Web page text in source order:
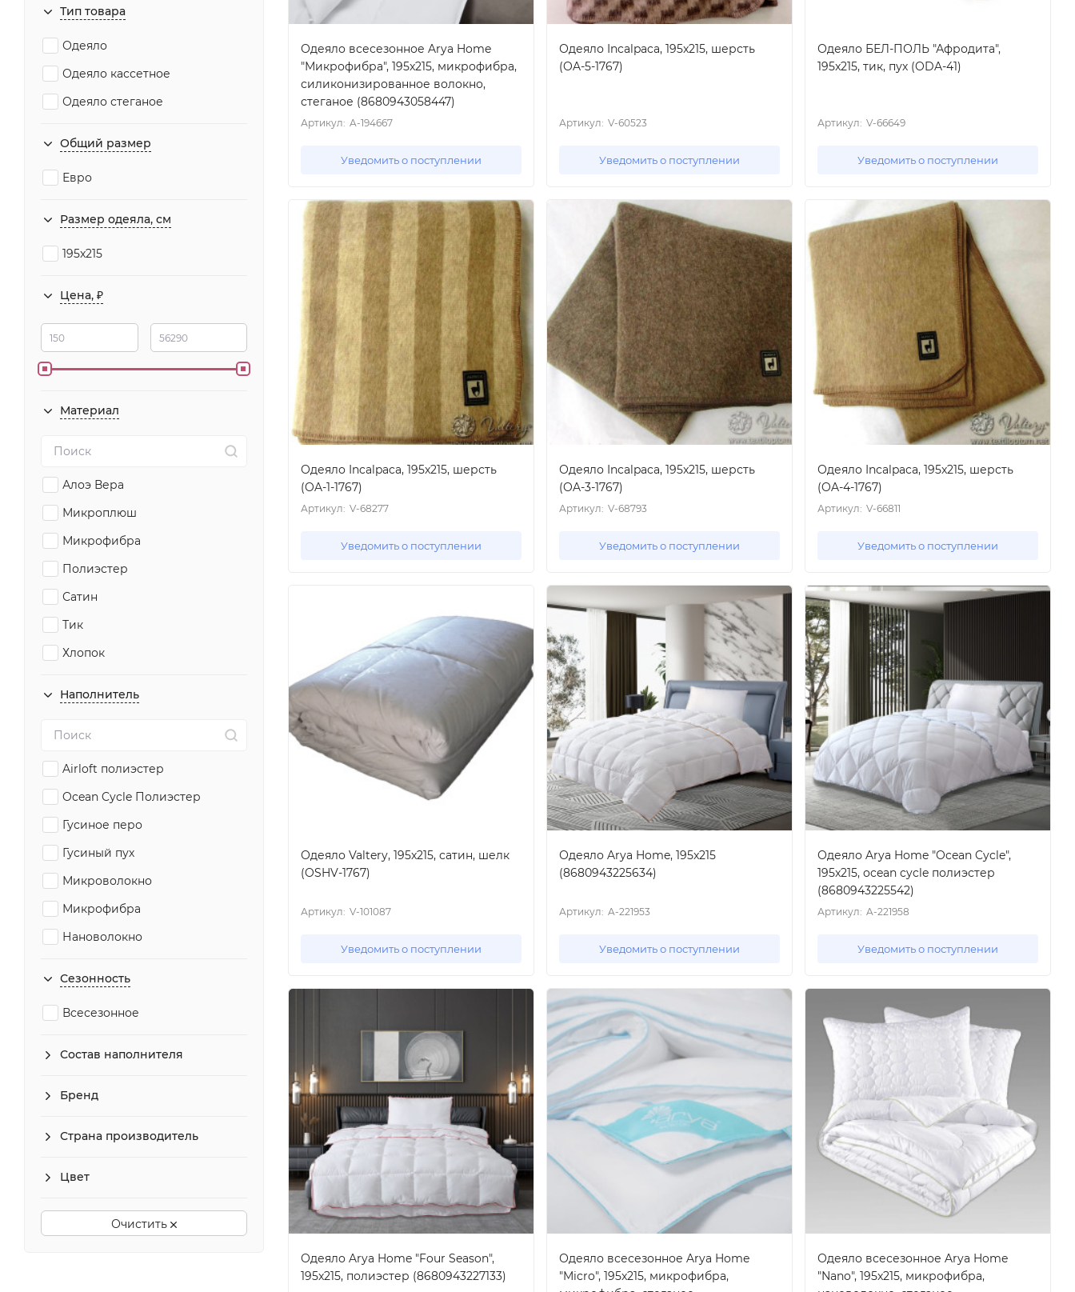
Тип товара
Одеяло
Одеяло кассетное
Одеяло стеганое
Общий размер
Евро
Размер одеяла, см
195x215
Цена, ₽
Материал
Алоэ Вера
Микроплюш
Микрофибра
Полиэстер
Сатин
Тик
Хлопок
Наполнитель
Airloft полиэстер
Ocean Cycle Полиэстер
Гусиное перо
Гусиный пух
Микроволокно
Микрофибра
Нановолокно
Пух
Силиконизированное волокно
Сезонность
Всесезонное
Состав наполнителя
Бренд
Страна производитель
Цвет
Очистить
Одеяло всесезонное Arya Home
"Микрофибра", 195x215, микрофибра,
силиконизированное волокно,
стеганое (8680943058447)
Артикул: A-194667
Уведомить о поступлении
Одеяло Incalpaca, 195x215, шерсть
(OA-5-1767)
Артикул: V-60523
Уведомить о поступлении
Одеяло БЕЛ-ПОЛЬ "Афродита",
195x215, тик, пух (ODA-41)
Артикул: V-66649
Уведомить о поступлении
Одеяло Incalpaca, 195x215, шерсть
(OA-1-1767)
Артикул: V-68277
Уведомить о поступлении
Одеяло Incalpaca, 195x215, шерсть
(OA-3-1767)
Артикул: V-68793
Уведомить о поступлении
Одеяло Incalpaca, 195x215, шерсть
(OA-4-1767)
Артикул: V-66811
Уведомить о поступлении
Одеяло Valtery, 195x215, сатин, шелк
(OSHV-1767)
Артикул: V-101087
Уведомить о поступлении
Одеяло Arya Home, 195x215
(8680943225634)
Артикул: A-221953
Уведомить о поступлении
Одеяло Arya Home "Ocean Cycle",
195x215, ocean cycle полиэстер
(8680943225542)
Артикул: A-221958
Уведомить о поступлении
Одеяло Arya Home "Four Season",
195x215, полиэстер (8680943227133)
Одеяло всесезонное Arya Home
"Micro", 195x215, микрофибра,
Одеяло всесезонное Arya Home
"Nano", 195x215, микрофибра,